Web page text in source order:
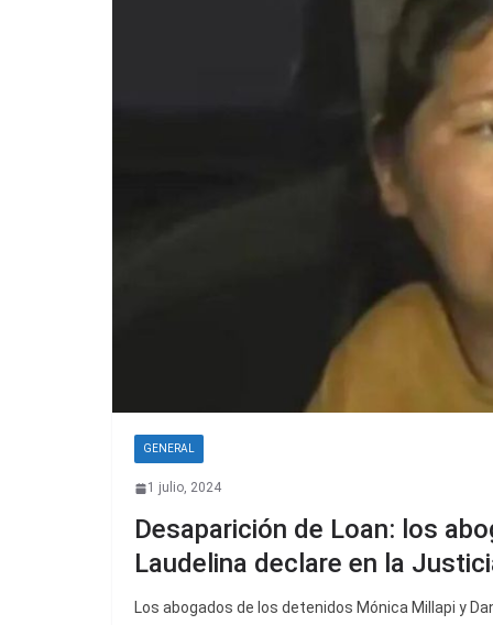
GENERAL
1 julio, 2024
Desaparición de Loan: los
Laudelina declare en la
Los abogados de los detenidos Mónica Millapi y